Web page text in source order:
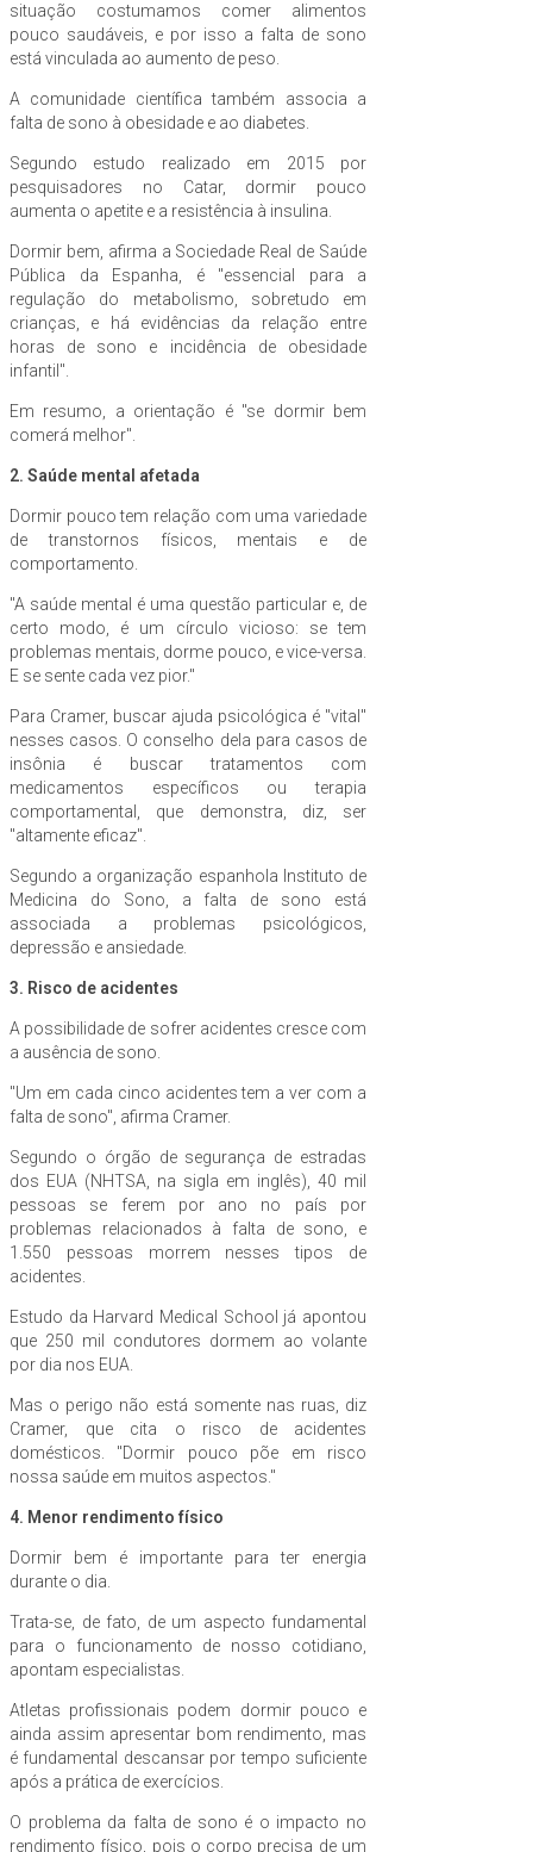
situação costumamos comer alimentos
pouco saudáveis, e por isso a falta de sono
está vinculada ao aumento de peso.
A comunidade científica também associa a
falta de sono à obesidade e ao diabetes.
Segundo estudo realizado em 2015 por
pesquisadores no Catar, dormir pouco
aumenta o apetite e a resistência à insulina.
Dormir bem, afirma a Sociedade Real de Saúde
Pública da Espanha, é "essencial para a
regulação do metabolismo, sobretudo em
crianças, e há evidências da relação entre
horas de sono e incidência de obesidade
infantil".
Em resumo, a orientação é "se dormir bem
comerá melhor".
2. Saúde mental afetada
Dormir pouco tem relação com uma variedade
de transtornos físicos, mentais e de
comportamento.
"A saúde mental é uma questão particular e, de
certo modo, é um círculo vicioso: se tem
problemas mentais, dorme pouco, e vice-versa.
E se sente cada vez pior."
Para Cramer, buscar ajuda psicológica é "vital"
nesses casos. O conselho dela para casos de
insônia é buscar tratamentos com
medicamentos específicos ou terapia
comportamental, que demonstra, diz, ser
"altamente eficaz".
Segundo a organização espanhola Instituto de
Medicina do Sono, a falta de sono está
associada a problemas psicológicos,
depressão e ansiedade.
3. Risco de acidentes
A possibilidade de sofrer acidentes cresce com
a ausência de sono.
"Um em cada cinco acidentes tem a ver com a
falta de sono", afirma Cramer.
Segundo o órgão de segurança de estradas
dos EUA (NHTSA, na sigla em inglês), 40 mil
pessoas se ferem por ano no país por
problemas relacionados à falta de sono, e
1.550 pessoas morrem nesses tipos de
acidentes.
Estudo da Harvard Medical School já apontou
que 250 mil condutores dormem ao volante
por dia nos EUA.
Mas o perigo não está somente nas ruas, diz
Cramer, que cita o risco de acidentes
domésticos. "Dormir pouco põe em risco
nossa saúde em muitos aspectos."
4. Menor rendimento físico
Dormir bem é importante para ter energia
durante o dia.
Trata-se, de fato, de um aspecto fundamental
para o funcionamento de nosso cotidiano,
apontam especialistas.
Atletas profissionais podem dormir pouco e
ainda assim apresentar bom rendimento, mas
é fundamental descansar por tempo suficiente
após a prática de exercícios.
O problema da falta de sono é o impacto no
rendimento físico, pois o corpo precisa de um